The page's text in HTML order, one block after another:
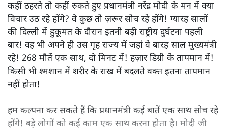
कहीं ठहरते तो कहीं रुकते हुए प्रधानमंत्री नरेंद्र मोदी के मन में क्या
विचार उठ रहे होंगे? वे कुछ तो ज़रूर सोच रहे होंगे! ग्यारह सालों
की दिल्ली में हुकूमत के दौरान इतनी बड़ी राष्ट्रीय दुर्घटना पहली
बार! वह भी अपने ही उस गृह राज्य में जहां वे बारह साल मुख्यमंत्री
रहे! 268 मौतें एक साथ, दो मिनट में! हज़ार डिग्री के तापमान में!
किसी भी श्मशान में शरीर के राख में बदलते वक्त इतना तापमान
नहीं होता!
हम कल्पना कर सकते हैं कि प्रधानमंत्री कई बातें एक साथ सोच रहे
होंगे! बड़े लोगों को कई काम एक साथ करना होता है। मोदी जी